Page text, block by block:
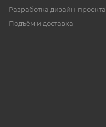
Разработка дизайн-проекта
Подъём и доставка